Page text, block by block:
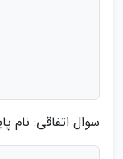
سوال اتفاقی: نام